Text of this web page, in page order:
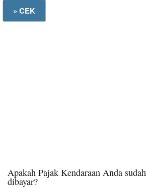
Apakah Pajak Kendaraan Anda sudah
dibayar?